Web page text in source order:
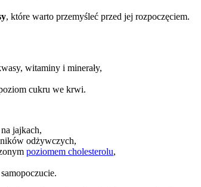
, które warto przemyśleć przed jej rozpoczęciem.
witaminy i minerały,
cukru we krwi.
jajkach,
odżywczych,
poziomem cholesterolu,